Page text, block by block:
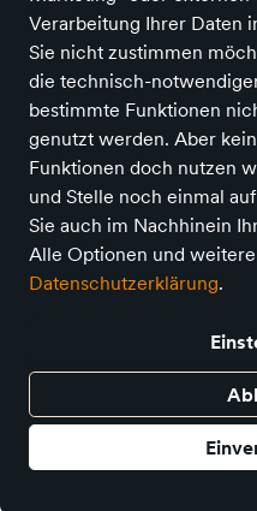
Verarbeitung Ihrer Daten
Sie nicht zustimmen
die technisch-
bestimmte Funktionen
genutzt werden. Aber
Funktionen doch nutzen
und Stelle noch einmal
Sie auch im Nachhinein
Alle Optionen und
Datenschutzerklärung.
Suchbegriff Marken
31 Produkte
Edelstahl Kinder Trinkflasche
500 ml - Happy Trails, Frosch